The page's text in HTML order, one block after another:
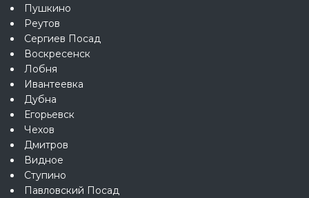
Пушкино
Реутов
Сергиев Посад
Воскресенск
Лобня
Ивантеевка
Дубна
Егорьевск
Чехов
Дмитров
Видное
Ступино
Павловский Посад